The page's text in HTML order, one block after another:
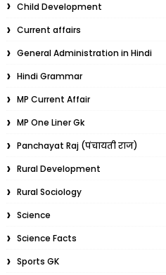
Child Development
Current affairs
General Administration in Hindi
Hindi Grammar
MP Current Affair
MP One Liner Gk
Panchayat Raj (पंचायती राज)
Rural Development
Rural Sociology
Science
Science Facts
Sports GK